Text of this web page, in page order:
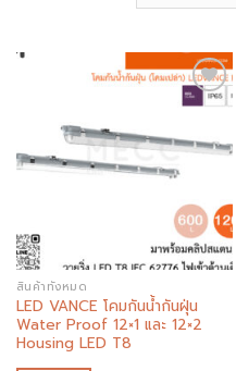
Add to
wishlist
สินค้าทั้งหมด
LED VANCE โคมกันน้ำกันฝุ่น
Water Proof 12×1 และ 12×2
Housing LED T8